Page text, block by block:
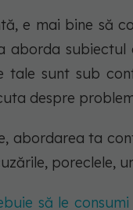
e mai bine să
aborda
tale sunt sub
despre
abordarea ta
poreclele,
să le